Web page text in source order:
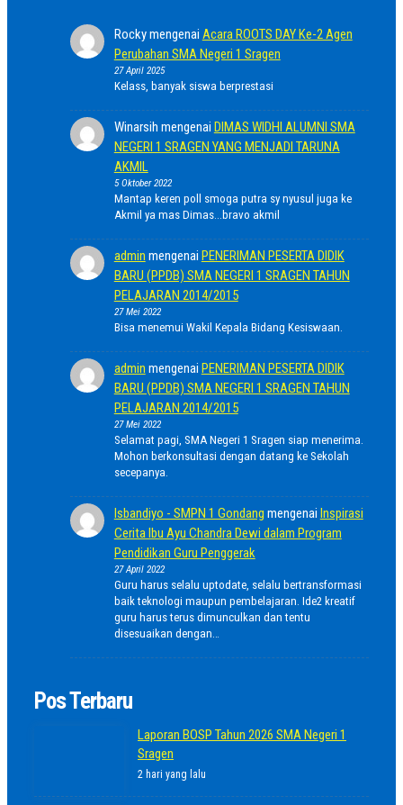
Rockymengenai Acara ROOTS DAY Ke-2 Agen
Perubahan SMA Negeri 1 Sragen
27 April 2025
Kelass, banyak siswa berprestasi
Winarsih mengenai DIMAS WIDHI ALUMNI SMA
NEGERI 1 SRAGEN YANG MENJADI TARUNA
AKMIL
5 Oktober 2022
Mantap keren poll smoga putra sy nyusul juga ke
Akmil ya mas Dimas...bravo akmil
admin mengenai PENERIMAN PESERTA DIDIK
BARU (PPDB) SMA NEGERI 1 SRAGEN TAHUN
PELAJARAN 2014/2015
27 Mei 2022
Bisa menemui Wakil Kepala Bidang Kesiswaan.
admin mengenai PENERIMAN PESERTA DIDIK
BARU (PPDB) SMA NEGERI 1 SRAGEN TAHUN
PELAJARAN 2014/2015
27 Mei 2022
Selamat pagi, SMA Negeri 1 Sragen siap menerima.
Mohon berkonsultasi dengan datang ke Sekolah
secepanya.
Isbandiyo - SMPN 1 Gondang mengenai Inspirasi
Cerita Ibu Ayu Chandra Dewi dalam Program
Pendidikan Guru Penggerak
27 April 2022
Guru harus selalu uptodate, selalu bertransformasi
baik teknologi maupun pembelajaran. Ide2 kreatif
guru harus terus dimunculkan dan tentu
disesuaikan dengan…
Pos Terbaru
Laporan BOSP Tahun 2026 SMA Negeri 1
Sragen
2 hari yang lalu